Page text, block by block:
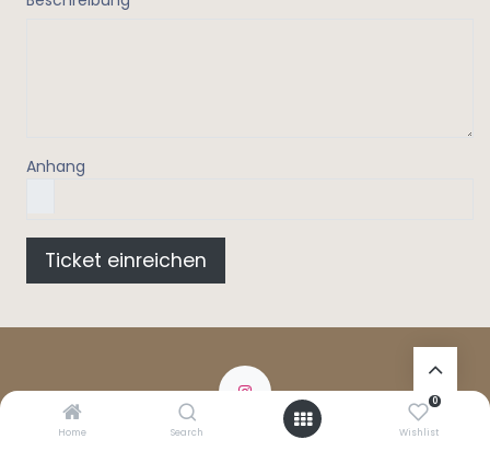
Home Search
0
Wishlist
Anhang
Ticket einreichen